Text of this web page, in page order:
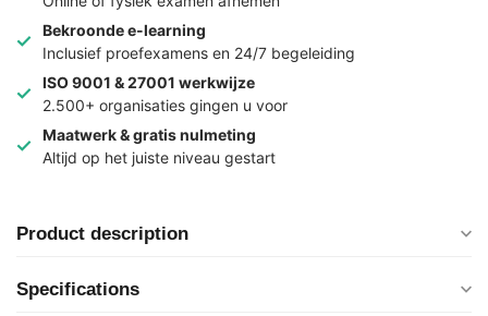
Bekroonde e-learning
Inclusief proefexamens en 24/7 begeleiding
ISO 9001 & 27001 werkwijze
2.500+ organisaties gingen u voor
Maatwerk & gratis nulmeting
Altijd op het juiste niveau gestart
Product description
Specifications